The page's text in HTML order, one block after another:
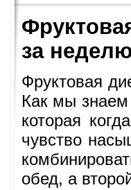
за
Фруктовая
Как мы знаем
которая
чувство
обед, а